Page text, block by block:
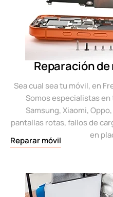
Reparación de
Sea cual sea tu móvil, en
Somos especialistas
Samsung, Xiaomi,
pantallas rotas, fallos de
en
Reparar móvil